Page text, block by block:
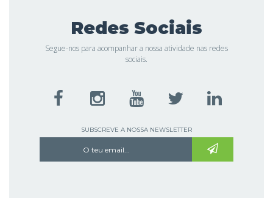
Redes Sociais
Segue-nos para acompanhar a nossa atividade nas redes
sociais.
SUBSCREVE A NOSSA NEWSLETTER